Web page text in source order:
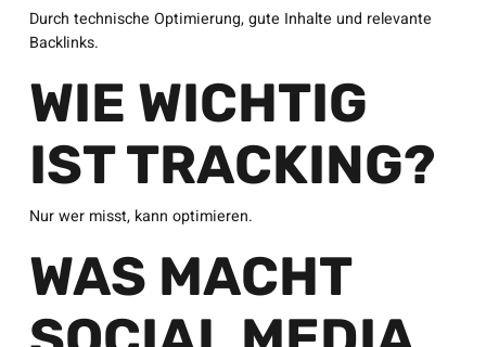
Durch technische Optimierung, gute Inhalte und relevante
Backlinks.
WIE WICHTIG
IST TRACKING?
Nur wer misst, kann optimieren.
WAS MACHT